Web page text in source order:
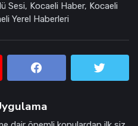
Sesi, Kocaeli Haber, Kocaeli
Yerel Haberleri